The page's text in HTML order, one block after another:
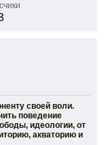
своей воли.
поведение
идеологии, от
акваторию и